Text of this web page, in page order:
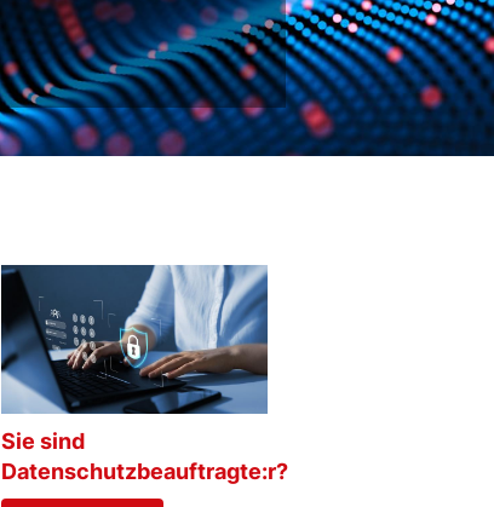
Sie sind
Datenschutzbeauftragte:r?